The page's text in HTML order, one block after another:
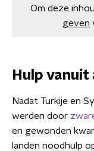
Om deze
geven
Hulp vanuit
Nadat Turkije en
werden door
en gewonden
landen noodhulp